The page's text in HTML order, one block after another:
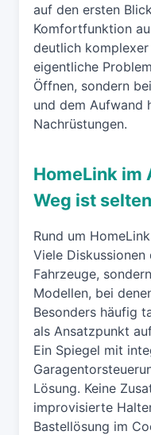
auf den ersten
Komfortfunktion
deutlich
eigentliche
Öffnen, sondern
und dem Aufwand
Nachrüstungen.
HomeLink im
Weg ist
Rund um
Viele
Fahrzeuge,
Modellen, bei
Besonders häufig
als Ansatzpunkt
Ein Spiegel mit
Lösung. Keine
improvisierte
Bastellösung im